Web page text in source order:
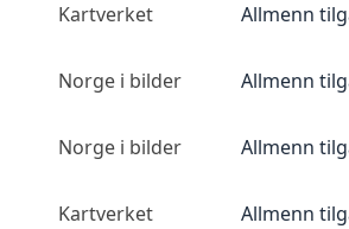
Kartverket Allmenn
Norge i bilder Allmenn
Norge i bilder Allmenn
Kartverket Allmenn